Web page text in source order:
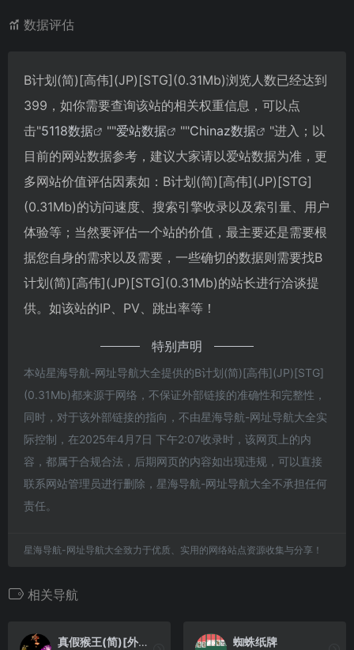
数据评估
B计划(简)[高伟](JP)[STG](0.31Mb)浏览人数已经达到
399，如你需要查询该站的相关权重信息，可以点
击"5118数据 ""爱站数据 ""Chinaz数据
"进入；以
目前的网站数据参考，建议大家请以爱站数据为准，更
多网站价值评估因素如：B计划(简)[高伟](JP)[STG]
(0.31Mb)的访问速度、搜索引擎收录以及索引量、用户
体验等；当然要评估一个站的价值，最主要还是需要根
据您自身的需求以及需要，一些确切的数据则需要找B
计划(简)[高伟](JP)[STG](0.31Mb)的站长进行洽谈提
供。如该站的IP、PV、跳出率等！
特别声明
本站星海导航-网址导航大全提供的B计划(简)[高伟](JP)[STG]
(0.31Mb)都来源于网络，不保证外部链接的准确性和完整性，
同时，对于该外部链接的指向，不由星海导航-网址导航大全实
际控制，在2025年4月7日 下午2:07收录时，该网页上的内
容，都属于合规合法，后期网页的内容如出现违规，可以直接
联系网站管理员进行删除，星海导航-网址导航大全不承担任何
责任。
星海导航-网址导航大全致力于优质、实用的网络站点资源收集与分享！
相关导航
真假猴王(简)[外星科技](CN)[ACT](4Mb) 蜘蛛纸牌